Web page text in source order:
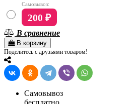
Самовывоз:
200 ₽
В сравнение
В корзину
Поделитесь с друзьями товаром!
Самовывоз
бесплатно